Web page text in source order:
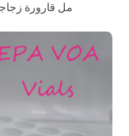
20 مل قارورة